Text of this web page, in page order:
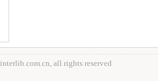
all rights reserved